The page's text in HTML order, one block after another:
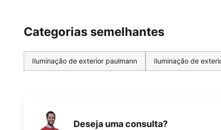
Categorias semelhantes
Iluminação de exterior paulmann Iluminação de
Deseja uma consulta?